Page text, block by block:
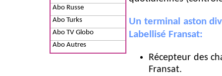
Abo Russe
Abo Turks
Abo TV Globo
Abo Autres
Un terminal aston
Labellisé Fransat:
Récepteur des
Fransat.